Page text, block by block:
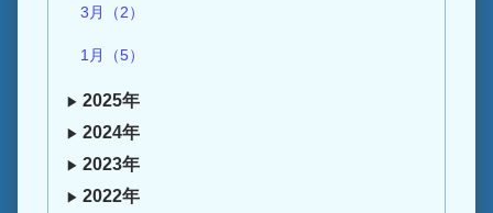
3月（2）
1月（5）
2025年
2024年
2023年
2022年